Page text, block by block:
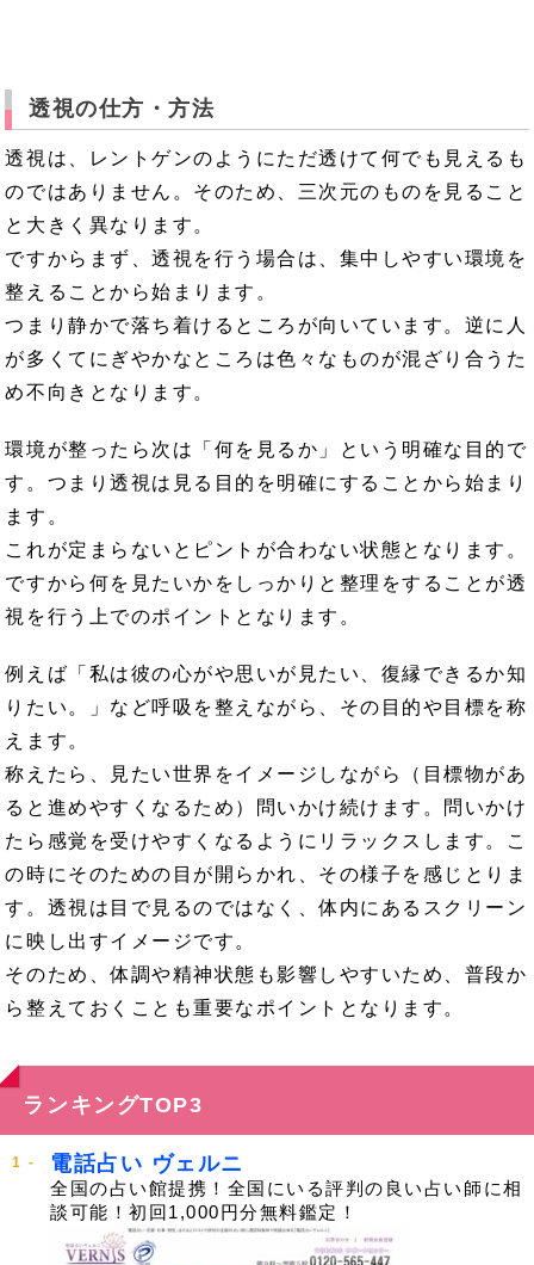
透視の仕方・方法
透視は、レントゲンのようにただ透けて何でも見えるも
のではありません。そのため、三次元のものを見ること
と大きく異なります。
ですからまず、透視を行う場合は、集中しやすい環境を
整えることから始まります。
つまり静かで落ち着けるところが向いています。逆に人
が多くてにぎやかなところは色々なものが混ざり合うた
め不向きとなります。
環境が整ったら次は「何を見るか」という明確な目的で
す。つまり透視は見る目的を明確にすることから始まり
ます。
これが定まらないとピントが合わない状態となります。
ですから何を見たいかをしっかりと整理をすることが透
視を行う上でのポイントとなります。
例えば「私は彼の心がや思いが見たい、復縁できるか知
りたい。」など呼吸を整えながら、その目的や目標を称
えます。
称えたら、見たい世界をイメージしながら（目標物があ
ると進めやすくなるため）問いかけ続けます。問いかけ
たら感覚を受けやすくなるようにリラックスします。こ
の時にそのための目が開らかれ、その様子を感じとりま
す。透視は目で見るのではなく、体内にあるスクリーン
に映し出すイメージです。
そのため、体調や精神状態も影響しやすいため、普段か
ら整えておくことも重要なポイントとなります。
ランキングTOP3
電話占い ヴェルニ
全国の占い館提携！全国にいる評判の良い占い師に相
談可能！初回1,000円分無料鑑定！